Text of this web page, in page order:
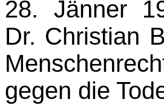
28. Jänner
Dr. Christian
gegen die